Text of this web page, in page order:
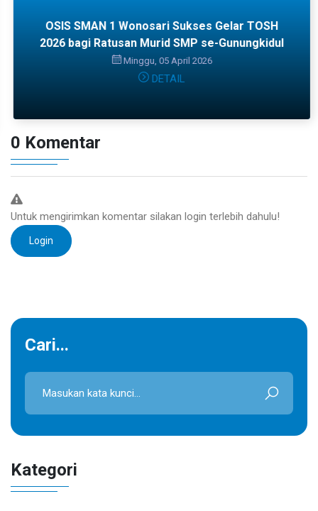
OSIS SMAN 1 Wonosari Sukses Gelar TOSH
2026 bagi Ratusan Murid SMP se-Gunungkidul
Minggu, 05 April 2026
DETAIL
0 Komentar
Untuk mengirimkan komentar silakan login terlebih dahulu!
Login
Cari...
Kategori